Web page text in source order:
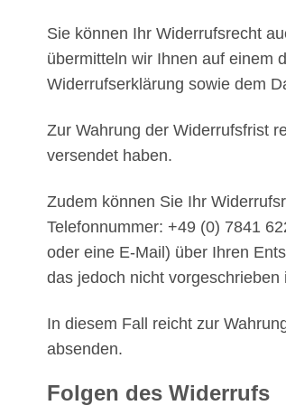
Sie können Ihr Widerrufsrecht
übermitteln wir Ihnen auf einem
Widerrufserklärung sowie dem
Zur Wahrung der Widerrufsfrist
versendet haben.
Zudem können Sie Ihr
Telefonnummer: +49 (0) 7841
oder eine E-Mail) über Ihren
das jedoch nicht vorgeschrieben
In diesem Fall reicht zur
absenden.
Folgen des Widerrufs